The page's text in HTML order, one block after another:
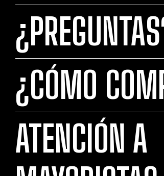
¿CÓMO
ATENCIÓN A